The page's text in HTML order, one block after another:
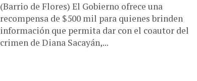
(Barrio de Flores) El Gobierno ofrece una
recompensa de $500 mil para quienes brinden
información que permita dar con el coautor del
crimen de Diana Sacayán,...